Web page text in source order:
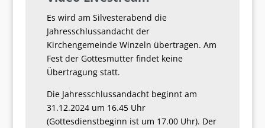
Es wird am Silvesterabend die
Jahresschlussandacht der
Kirchengemeinde Winzeln übertragen. Am
Fest der Gottesmutter findet keine
Übertragung statt.
Die Jahresschlussandacht beginnt am
31.12.2024 um 16.45 Uhr
(Gottesdienstbeginn ist um 17.00 Uhr). Der